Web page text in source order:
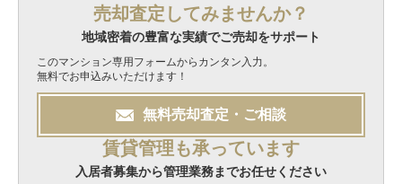
売却査定してみませんか？
地域密着の豊富な実績でご売却をサポート
このマンション専用フォームからカンタン入力。
無料でお申込みいただけます！
無料売却査定・ご相談
賃貸管理も承っています
入居者募集から管理業務までお任せください